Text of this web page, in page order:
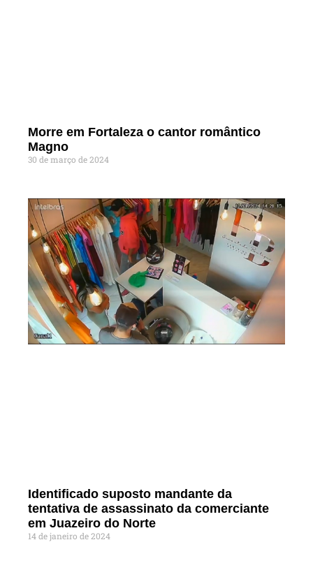
Morre em Fortaleza o cantor romântico
Magno
30 de março de 2024
Identificado suposto mandante da
tentativa de assassinato da comerciante
em Juazeiro do Norte
14 de janeiro de 2024